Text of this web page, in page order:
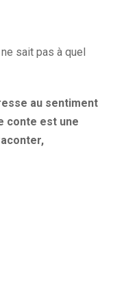
sait pas à quel
au sentiment
conte est une